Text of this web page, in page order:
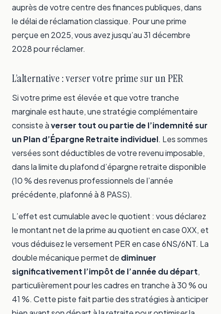
auprès de votre centre des finances publiques, dans
le délai de réclamation classique. Pour une prime
perçue en 2025, vous avez jusqu’au 31 décembre
2028 pour réclamer.
L’alternative : verser votre prime sur un PER
Si votre prime est élevée et que votre tranche
marginale est haute, une stratégie complémentaire
consiste àverser tout ou partie de l’indemnité sur
un Plan d’Épargne Retraite individuel. Les sommes
versées sont déductibles de votre revenu imposable,
dans la limite du plafond d’épargne retraite disponible
(10 % des revenus professionnels de l’année
précédente, plafonné à 8 PASS).
L’effet est cumulable avec le quotient : vous déclarez
le montant net de la prime au quotient en case 0XX, et
vous déduisez le versement PER en case 6NS/6NT. La
double mécanique permet de diminuer
significativement l’impôt de l’année du départ,
particulièrement pour les cadres en tranche à 30 % ou
41 %. Cette piste fait partie desstratégies à anticiper